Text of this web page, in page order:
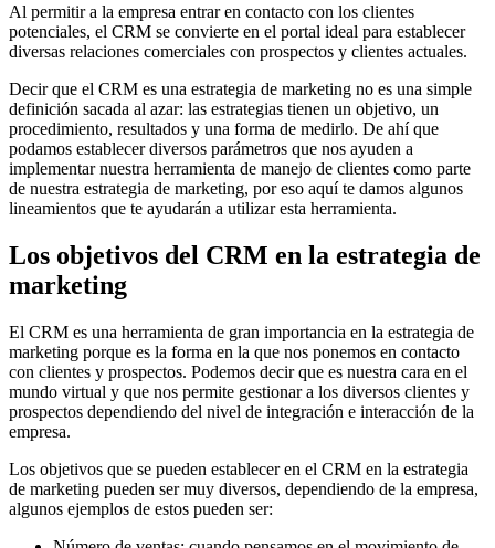
Al permitir a la empresa entrar en contacto con los clientes
potenciales, el CRM se convierte en el portal ideal para establecer
diversas relaciones comerciales con prospectos y clientes actuales.
Decir que el CRM es una estrategia de marketing no es una simple
definición sacada al azar: las estrategias tienen un objetivo, un
procedimiento, resultados y una forma de medirlo. De ahí que
podamos establecer diversos parámetros que nos ayuden a
implementar nuestra herramienta de manejo de clientes como parte
de nuestra estrategia de marketing, por eso aquí te damos algunos
lineamientos que te ayudarán a utilizar esta herramienta.
Los objetivos del CRM en la estrategia de
marketing
El CRM es una herramienta de gran importancia en la estrategia de
marketing porque es la forma en la que nos ponemos en contacto
con clientes y prospectos. Podemos decir que es nuestra cara en el
mundo virtual y que nos permite gestionar a los diversos clientes y
prospectos dependiendo del nivel de integración e interacción de la
empresa.
Los objetivos que se pueden establecer en el CRM en la estrategia
de marketing pueden ser muy diversos, dependiendo de la empresa,
algunos ejemplos de estos pueden ser: